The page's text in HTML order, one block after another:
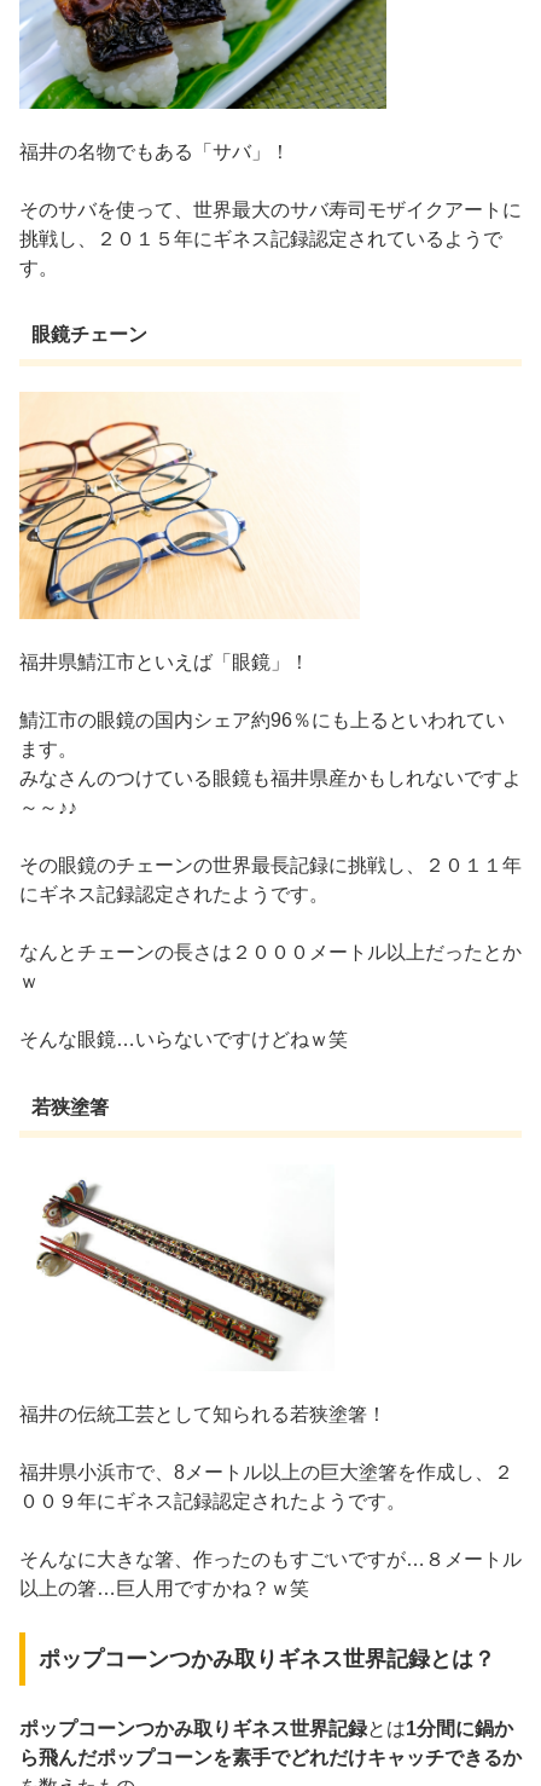
福井の名物でもある「サバ」！
そのサバを使って、世界最大のサバ寿司モザイクアートに
挑戦し、２０１５年にギネス記録認定されているようで
す。
眼鏡チェーン
福井県鯖江市といえば「眼鏡」！
鯖江市の眼鏡の国内シェア約96％にも上るといわれてい
ます。
みなさんのつけている眼鏡も福井県産かもしれないですよ
～～♪♪
その眼鏡のチェーンの世界最長記録に挑戦し、２０１１年
にギネス記録認定されたようです。
なんとチェーンの長さは２０００メートル以上だったとか
ｗ
そんな眼鏡…いらないですけどねｗ笑
若狭塗箸
福井の伝統工芸として知られる若狭塗箸！
福井県小浜市で、8メートル以上の巨大塗箸を作成し、２
００９年にギネス記録認定されたようです。
そんなに大きな箸、作ったのもすごいですが…８メートル
以上の箸…巨人用ですかね？ｗ笑
ポップコーンつかみ取りギネス世界記録とは？
ポップコーンつかみ取りギネス世界記録とは1分間に鍋か
ら飛んだポップコーンを素手でどれだけキャッチできるか